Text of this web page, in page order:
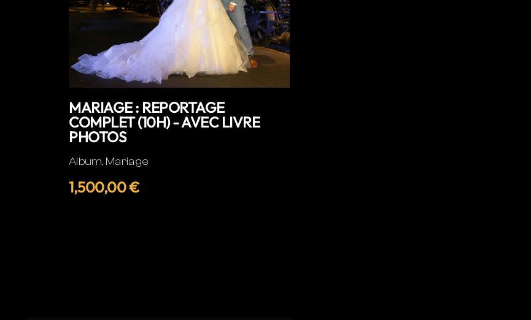
MARIAGE : REPORTAGE
COMPLET (10H) - AVEC LIVRE
PHOTOS
Album, Mariage
1,500,00 €